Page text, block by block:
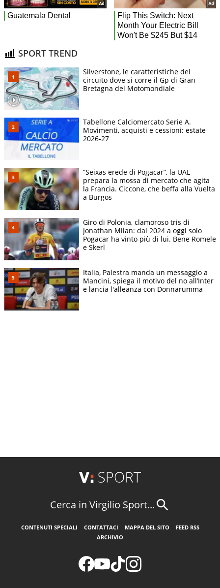
SPORT TREND
Silverstone, le caratteristiche del
circuito dove si corre il Gp di Gran
Bretagna del Motomondiale
Tabellone Calciomercato Serie A.
Movimenti, acquisti e cessioni: estate
2026-27
“Seixas erede di Pogacar”, la UAE
prepara la mossa di mercato che agita
la Francia. Ciccone, che beffa alla Vuelta
a Burgos
Giro di Polonia, clamoroso tris di
Jonathan Milan: dal 2024 a oggi solo
Pogacar ha vinto più di lui. Bene Romele
e Skerl
Italia, Palestra manda un messaggio a
Mancini, spiega il motivo del no all’Inter
e lancia l'alleanza con Donnarumma
Cerca in Virgilio Sport...
CONTENUTI SPECIALI CONTATTACI MAPPA DEL SITO
FEED RSS
ARCHIVIO